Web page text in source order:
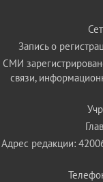
Запись о
СМИ
связи,
Адрес редакции: